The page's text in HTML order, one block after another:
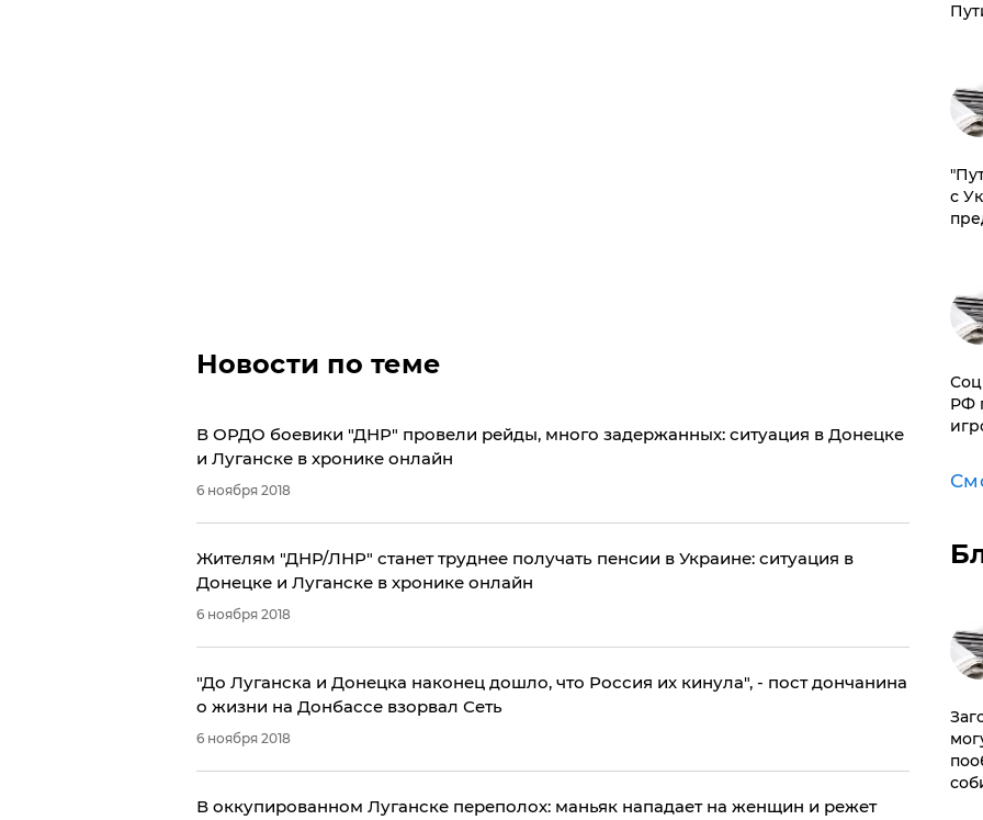
Новости по теме
В ОРДО боевики "ДНР" провели рейды, много задержанных: ситуация в Донецке
и Луганске в хронике онлайн
6 ноября 2018
Жителям "ДНР/ЛНР" станет труднее получать пенсии в Украине: ситуация в
Донецке и Луганске в хронике онлайн
6 ноября 2018
"До Луганска и Донецка наконец дошло, что Россия их кинула", - пост дончанина
о жизни на Донбассе взорвал Сеть
6 ноября 2018
В оккупированном Луганске переполох: маньяк нападает на женщин и режет
с
РФ